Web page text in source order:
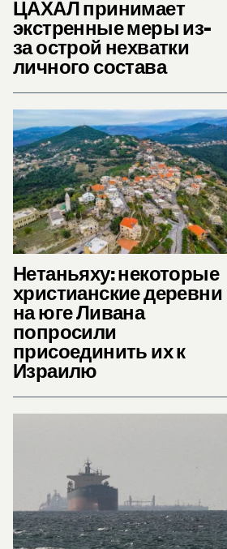
ЦАХАЛ принимает
экстренные меры из-
за острой нехватки
личного состава
Нетаньяху: некоторые
христианские деревни
на юге Ливана
попросили
присоединить их к
Израилю